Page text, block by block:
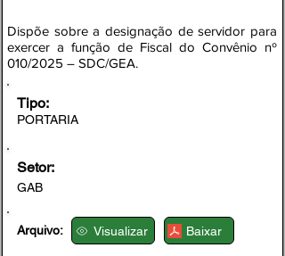
Dispõe sobre a designação de servidor para
exercer a função de Fiscal do Convênio nº
010/2025 – SDC/GEA.
Tipo:
PORTARIA
Setor:
GAB
Arquivo: Visualizar Baixar